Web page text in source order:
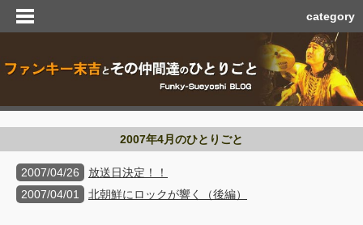
category
2007年4月のひとりごと
2007/04/26
放送日決定！！
2007/04/01
北朝鮮にロックが響く（後編）